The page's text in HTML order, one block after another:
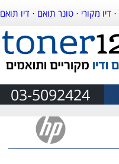
· דיו מקורי · טונר תואם · דיו תואם
03-5092424